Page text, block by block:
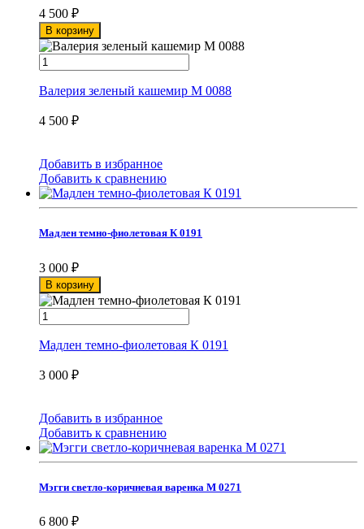
4 500 ₽
В корзину
Валерия зеленый кашемир М 0088
4 500 ₽
Добавить в избранное
Добавить к сравнению
Мадлен темно-фиолетовая К 0191
3 000 ₽
В корзину
Мадлен темно-фиолетовая К 0191
3 000 ₽
Добавить в избранное
Добавить к сравнению
Мэгги светло-коричневая варенка М 0271
6 800 ₽